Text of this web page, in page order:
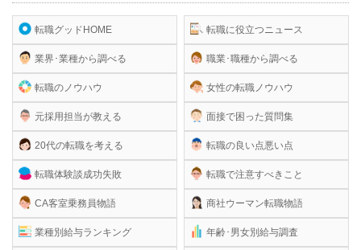
転職グッドHOME
業界･業種から調べる
転職のノウハウ
元採用担当が教える
20代の転職を考える
転職体験談成功失敗
CA客室乗務員物語
業種別給与ランキング
転職に役立つニュース
職業･職種から調べる
女性の転職ノウハウ
面接で困った質問集
転職の良い点悪い点
転職で注意すべきこと
商社ウーマン転職物語
年齢･男女別給与調査